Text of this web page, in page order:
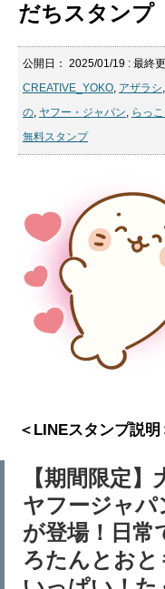
だちスタンプ
公開日： 2025/01/19 : 最終
CREATIVE_YOKO, アザラシ,
の, ヤフー・ジャパン, らっ
無料スタンプ
＜LINEスタンプ説明
【期間限定
ヤフージャ
が登場！日常
ろたんとお